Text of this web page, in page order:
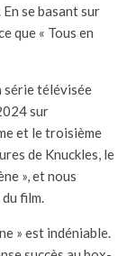
se basant sur
que « Tous en
série télévisée
sur
et le troisième
de Knuckles, le
», et nous
film.
» est indéniable.